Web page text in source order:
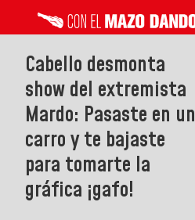
Cabello desmonta
show del extremista
Mardo: Pasaste en un
carro y te bajaste
para tomarte la
gráfica ¡gafo!